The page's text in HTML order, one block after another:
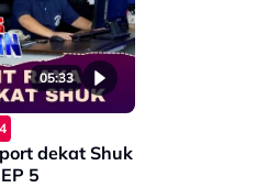
05:33
dekat Shuk
5